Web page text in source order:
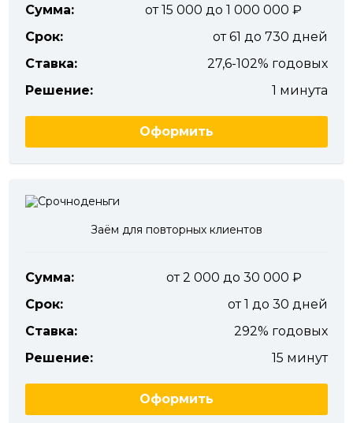
Сумма:
от 15 000 до 1 000 000
Срок:
от 61 до 730 дней
Ставка:
27,6-102% годовых
Решение:
1 минута
Оформить
Заём для повторных клиентов
Сумма:
от 2 000 до 30 000
Срок:
от 1 до 30 дней
Ставка:
292% годовых
Решение:
15 минут
Оформить